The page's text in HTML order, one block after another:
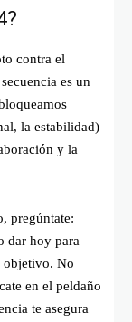
contra el
es un
la estabilidad)
y la
pregúntate:
dar hoy para
objetivo. No
en el peldaño
te asegura